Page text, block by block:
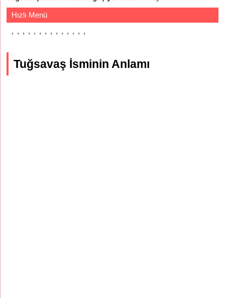
Hızlı Menü
Tuğsavaş İsminin Anlamı